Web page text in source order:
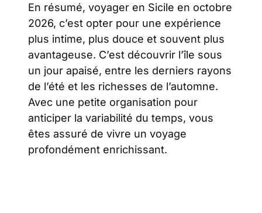
En résumé, voyager en Sicile en octobre
2026, c’est opter pour une expérience
plus intime, plus douce et souvent plus
avantageuse. C’est découvrir l’île sous
un jour apaisé, entre les derniers rayons
de l’été et les richesses de l’automne.
Avec une petite organisation pour
anticiper la variabilité du temps, vous
êtes assuré de vivre un voyage
profondément enrichissant.